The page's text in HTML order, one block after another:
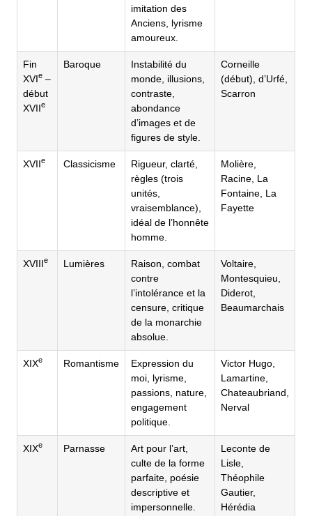
imitation des
Anciens, lyrisme
amoureux.
Fin
XVIe –
début
XVIIe
Baroque
Instabilité du
monde, illusions,
contraste,
abondance
d’images et de
figures de style.
Corneille
(début), d’Urfé,
Scarron
XVIIe Classicisme
Rigueur, clarté,
règles (trois
unités,
vraisemblance),
idéal de l’honnête
homme.
Molière,
Racine, La
Fontaine, La
Fayette
XVIIIe Lumières
Raison, combat
contre
l’intolérance et la
censure, critique
de la monarchie
absolue.
Voltaire,
Montesquieu,
Diderot,
Beaumarchais
XIXe Romantisme
Expression du
moi, lyrisme,
passions, nature,
engagement
politique.
Victor Hugo,
Lamartine,
Chateaubriand,
Nerval
XIXe Parnasse
Art pour l’art,
culte de la forme
parfaite, poésie
descriptive et
impersonnelle.
Leconte de
Lisle,
Théophile
Gautier,
Hérédia